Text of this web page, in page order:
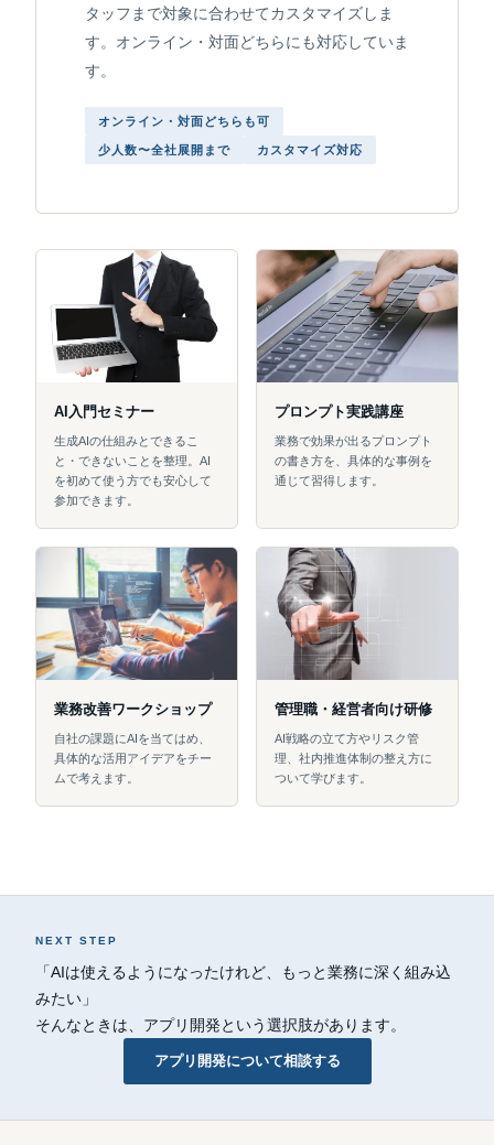
タッフまで対象に合わせてカスタマイズしま
す。オンライン・対面どちらにも対応していま
す。
オンライン・対面どちらも可
少人数〜全社展開まで カスタマイズ対応
AI入門セミナー
生成AIの仕組みとできるこ
と・できないことを整理。AI
を初めて使う方でも安心して
参加できます。
プロンプト実践講座
業務で効果が出るプロンプト
の書き方を、具体的な事例を
通じて習得します。
業務改善ワークショップ
自社の課題にAIを当てはめ、
具体的な活用アイデアをチー
ムで考えます。
管理職・経営者向け研修
AI戦略の立て方やリスク管
理、社内推進体制の整え方に
ついて学びます。
NEXT STEP
「AIは使えるようになったけれど、もっと業務に深く組み込
みたい」
そんなときは、アプリ開発という選択肢があります。
アプリ開発について相談する